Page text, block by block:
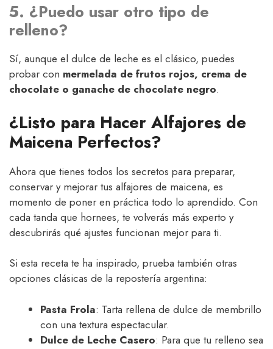
5. ¿Puedo usar otro tipo de
relleno?
Sí, aunque el dulce de leche es el clásico, puedes
probar con mermelada de frutos rojos, crema de
chocolate o ganache de chocolate negro.
¿Listo para Hacer Alfajores de
Maicena Perfectos?
Ahora que tienes todos los secretos para preparar,
conservar y mejorar tus alfajores de maicena, es
momento de poner en práctica todo lo aprendido. Con
cada tanda que hornees, te volverás más experto y
descubrirás qué ajustes funcionan mejor para ti.
Si esta receta te ha inspirado, prueba también otras
opciones clásicas de la repostería argentina:
Pasta Frola: Tarta rellena de dulce de membrillo
con una textura espectacular.
Dulce de Leche Casero: Para que tu relleno sea